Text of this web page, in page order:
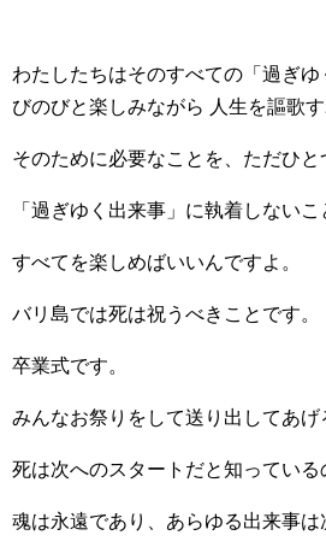
わたしたちはそのすべての「過ぎゆ
びのびと楽しみながら 人生を謳歌す
そのために必要なことを、ただひと
「過ぎゆく出来事」に執着しないこ
すべてを楽しめばいいんですよ。
バリ島では死は祝うべきことです。
卒業式です。
みんなお祭りをして送り出してあげ
死は次へのスタートだと知っている
魂は永遠であり、あらゆる出来事は